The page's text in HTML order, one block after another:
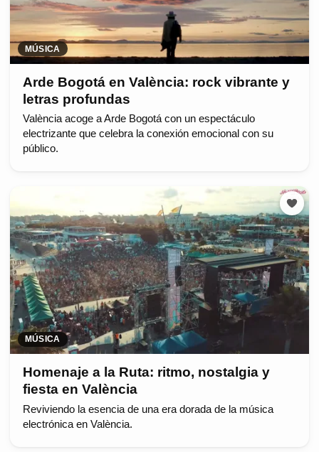
MÚSICA
Arde Bogotá en València: rock vibrante y
letras profundas
València acoge a Arde Bogotá con un espectáculo
electrizante que celebra la conexión emocional con su
público.
MÚSICA
Homenaje a la Ruta: ritmo, nostalgia y
fiesta en València
Reviviendo la esencia de una era dorada de la música
electrónica en València.